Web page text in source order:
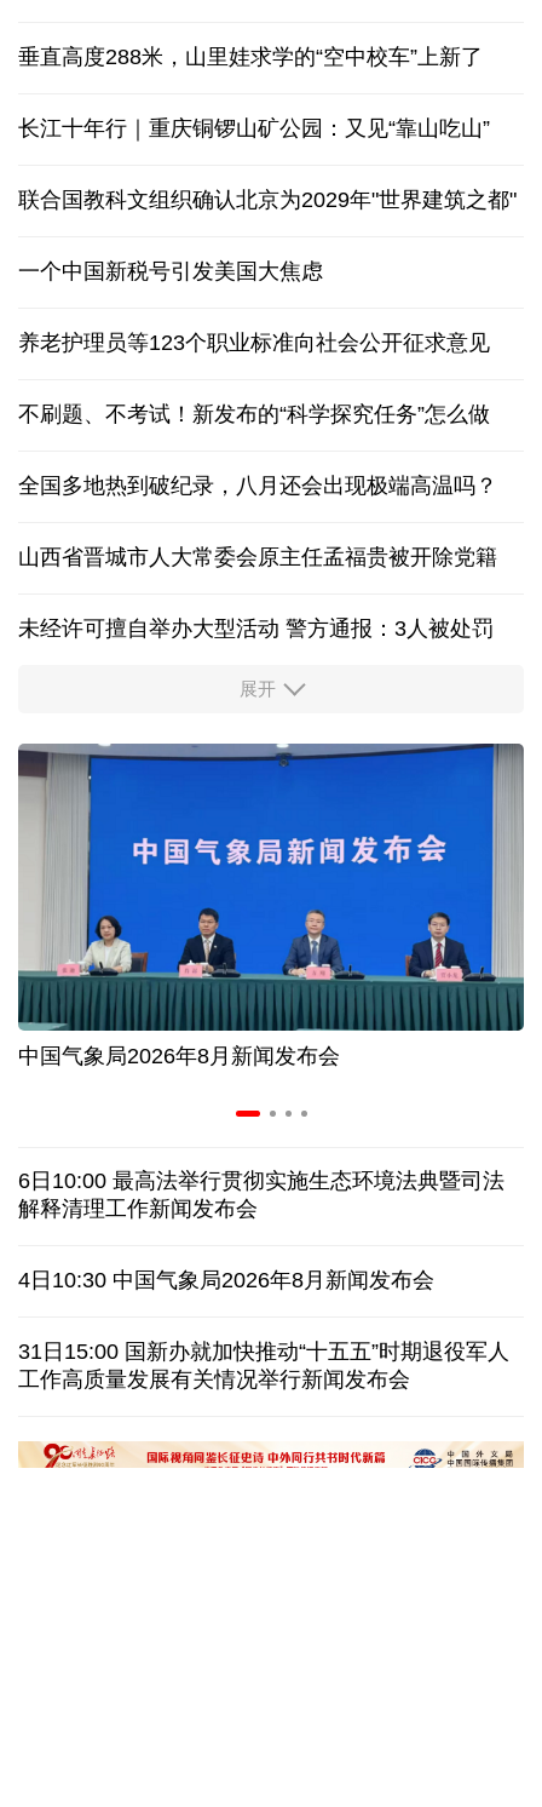
垂直高度288米，山里娃求学的“空中校车”上新了
长江十年行｜重庆铜锣山矿公园：又见“靠山吃山”
联合国教科文组织确认北京为2029年"世界建筑之都"
一个中国新税号引发美国大焦虑
养老护理员等123个职业标准向社会公开征求意见
不刷题、不考试！新发布的“科学探究任务”怎么做
全国多地热到破纪录，八月还会出现极端高温吗？
山西省晋城市人大常委会原主任孟福贵被开除党籍
未经许可擅自举办大型活动 警方通报：3人被处罚
中国多地出台带薪休假新政 释放消费潜力
入境游火热 前7月北京离境退税各项数据均创新高
我国自阿根廷进口的牛肉已达到规定数量的50%
上半年我国黄金消费量511.412吨，同比增长1.23%
AI客服承诺不实、人工客服接入困难 中消协回应
数据有了“身份证” 我国正稳步推进数据产权登记
白宫否认特朗普与赫格塞思因弹药库存短缺发生争执
美媒称美国增派人手 在古巴加大力度开展情报活动
巴西降级与阿根廷关系 阿称驻巴大使将“回国休假”
展开
中国气象局2026年8月新闻发布会
6日10:00 最高法举行贯彻实施生态环境法典暨司法
解释清理工作新闻发布会
4日10:30 中国气象局2026年8月新闻发布会
31日15:00 国新办就加快推动“十五五”时期退役军人
工作高质量发展有关情况举行新闻发布会